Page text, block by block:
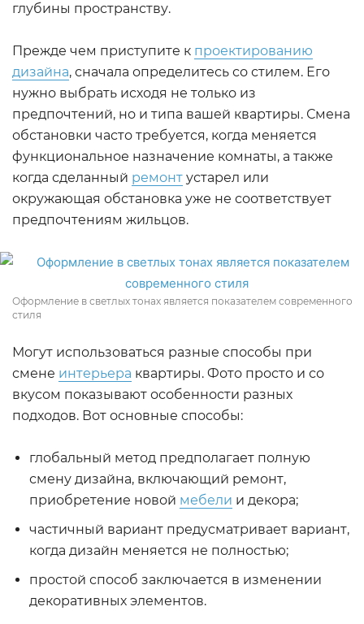
глубины пространству.
Прежде чем приступите к проектированию
дизайна, сначала определитесь со стилем. Его
нужно выбрать исходя не только из
предпочтений, но и типа вашей квартиры. Смена
обстановки часто требуется, когда меняется
функциональное назначение комнаты, а также
когда сделанный ремонт устарел или
окружающая обстановка уже не соответствует
предпочтениям жильцов.
Оформление в светлых тонах является показателем современного
стиля
Могут использоваться разные способы при
смене интерьера квартиры. Фото просто и со
вкусом показывают особенности разных
подходов. Вот основные способы:
глобальный метод предполагает полную
смену дизайна, включающий ремонт,
приобретение новой мебели и декора;
частичный вариант предусматривает вариант,
когда дизайн меняется не полностью;
простой способ заключается в изменении
декоративных элементов.